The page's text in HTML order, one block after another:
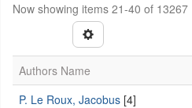
Now showing items 21-40 of 13267
Authors Name
P. Le Roux, Jacobus[4]